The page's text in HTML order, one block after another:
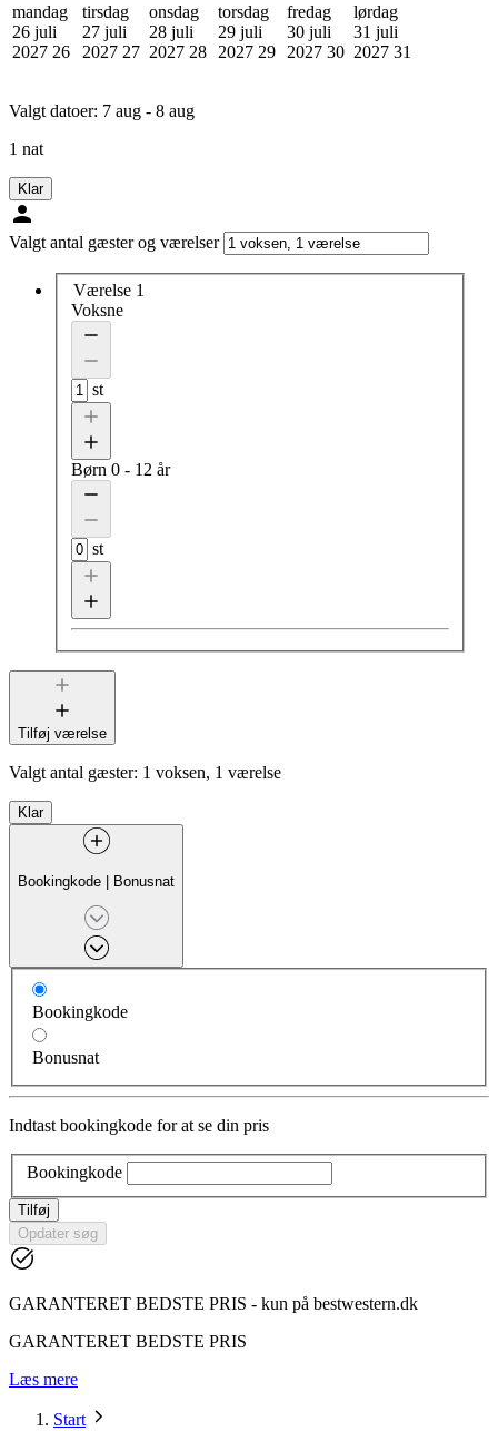
mandag
26 juli
2027 26
tirsdag
27 juli
2027 27
onsdag
28 juli
2027 28
torsdag
29 juli
2027 29
fredag
30 juli
2027 30
lørdag
31 juli
2027 31
Valgt datoer: 7 aug - 8 aug
1 nat
Klar
Valgt antal gæster og værelser
Værelse 1
Voksne
st
Børn 0 - 12 år
st
Tilføj værelse
Valgt antal gæster: 1 voksen, 1 værelse
Klar
Bookingkode | Bonusnat
Bookingkode
Bonusnat
Indtast bookingkode for at se din pris
Bookingkode
Tilføj
Opdater søg
GARANTERET BEDSTE PRIS - kun på bestwestern.dk
GARANTERET BEDSTE PRIS
Læs mere
Start